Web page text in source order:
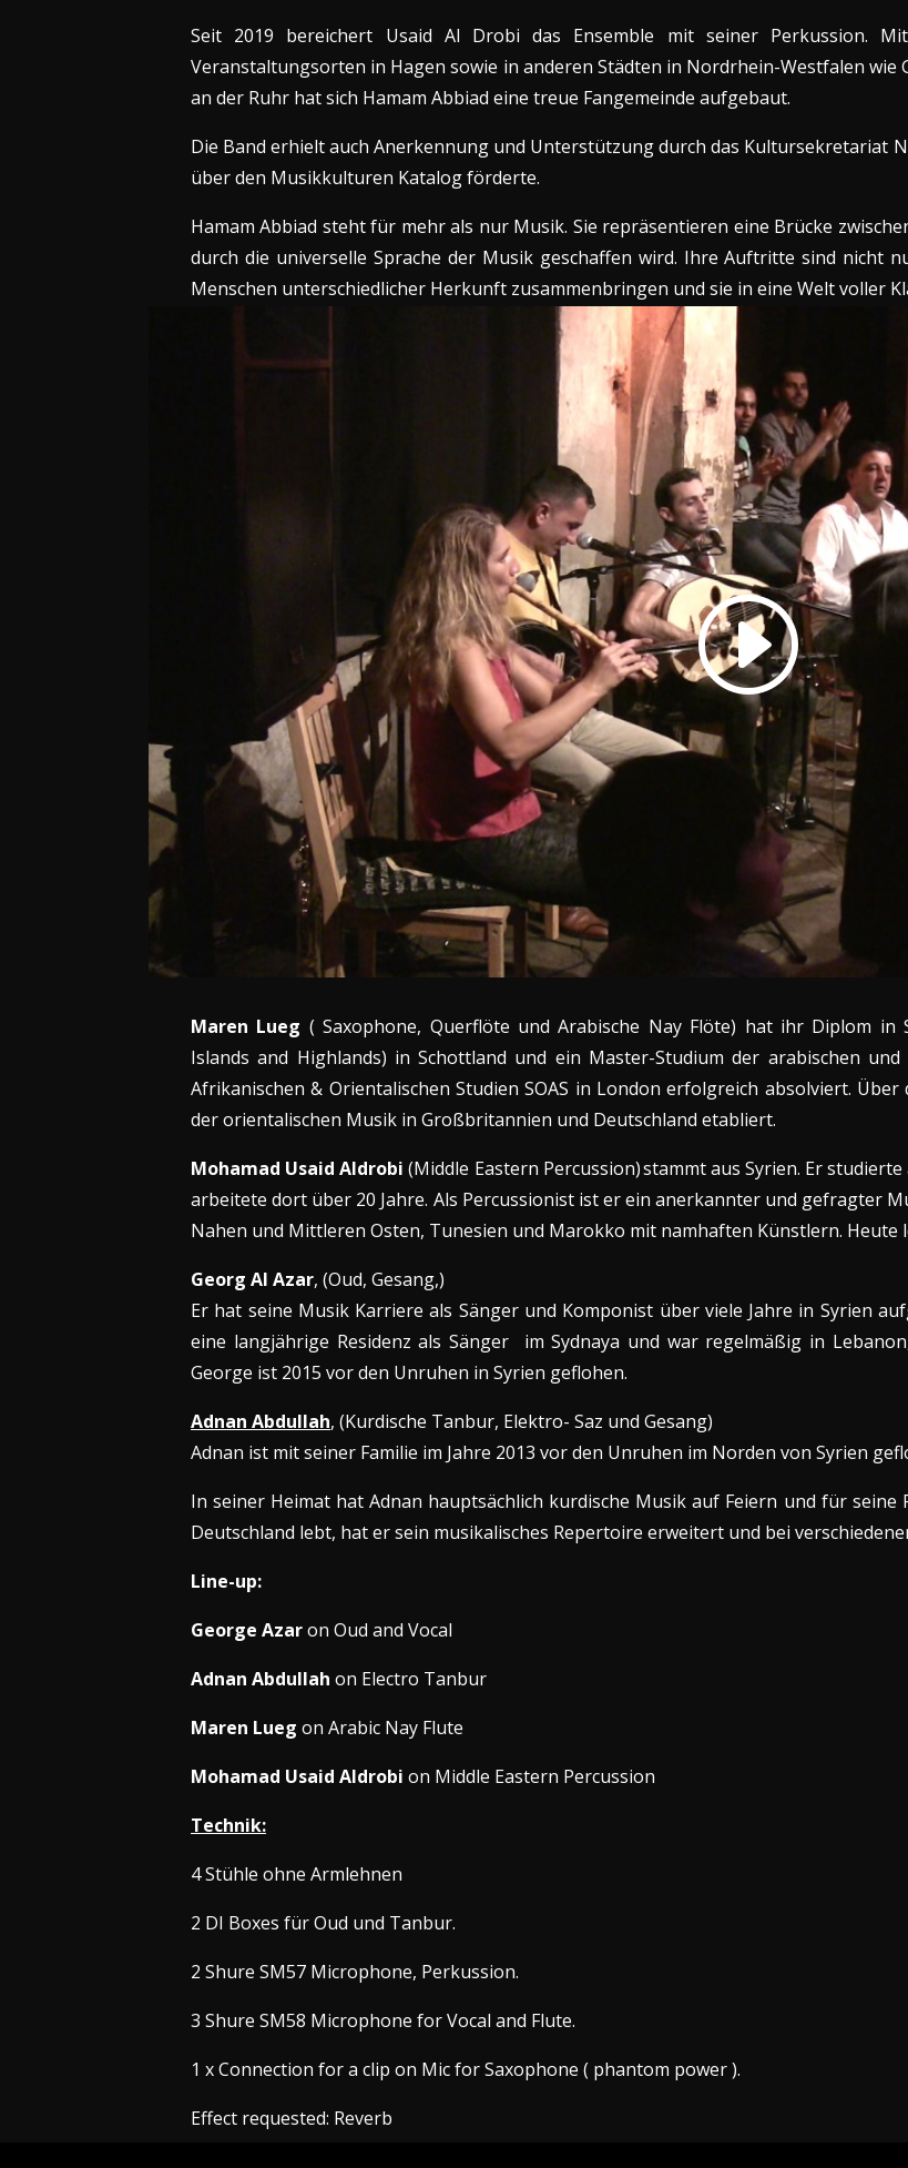
Seit 2019 bereichert Usaid Al Drobi das Ensemble mit seiner Perkussion.
Veranstaltungsorten in Hagen sowie in anderen Städten in Nordrhein-Westfalen wie
an der Ruhr hat sich Hamam Abbiad eine treue Fangemeinde aufgebaut.
Die Band erhielt auch Anerkennung und Unterstützung durch das Kultursekretariat
über den Musikkulturen Katalog förderte.
Hamam Abbiad steht für mehr als nur Musik. Sie repräsentieren eine Brücke
durch die universelle Sprache der Musik geschaffen wird. Ihre Auftritte sind nicht
Menschen unterschiedlicher Herkunft zusammenbringen und sie in eine Welt voller
Maren Lueg ( Saxophone, Querflöte und Arabische Nay Flöte) hat ihr Diplom
Islands and Highlands) in Schottland und ein Master-Studium der arabischen
Afrikanischen & Orientalischen Studien SOAS in London erfolgreich absolviert.
der orientalischen Musik in Großbritannien und Deutschland etabliert.
Mohamad Usaid Aldrobi (Middle Eastern Percussion) stammt aus Syrien. Er
arbeitete dort über 20 Jahre. Als Percussionist ist er ein anerkannter und gefragter
Nahen und Mittleren Osten, Tunesien und Marokko mit namhaften Künstlern. Heute
Georg Al Azar, (Oud, Gesang,)
Er hat seine Musik Karriere als Sänger und Komponist über viele Jahre in Syrien
eine langjährige Residenz als Sänger im Sydnaya und war regelmäßig in
George ist 2015 vor den Unruhen in Syrien geflohen.
Adnan Abdullah, (Kurdische Tanbur, Elektro- Saz und Gesang)
Adnan ist mit seiner Familie im Jahre 2013 vor den Unruhen im Norden von Syrien
In seiner Heimat hat Adnan hauptsächlich kurdische Musik auf Feiern und für seine
Deutschland lebt, hat er sein musikalisches Repertoire erweitert und bei
Line-up:
George Azaron Oud and Vocal
Adnan Abdullah on Electro Tanbur
Maren Lueg on Arabic Nay Flute
Mohamad Usaid Aldrobion Middle Eastern Percussion
Technik:
4 Stühle ohne Armlehnen
2 DI Boxes für Oud und Tanbur.
2 Shure SM57 Microphone, Perkussion.
3 Shure SM58 Microphone for Vocal and Flute.
1 x Connection for a clip on Mic for Saxophone ( phantom power ).
Effect requested: Reverb